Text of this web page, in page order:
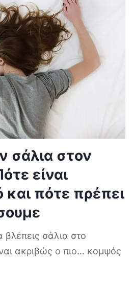
σάλια στον
είναι
και πότε πρέπει
σάλια στο
ακριβώς ο πιο… κομψός